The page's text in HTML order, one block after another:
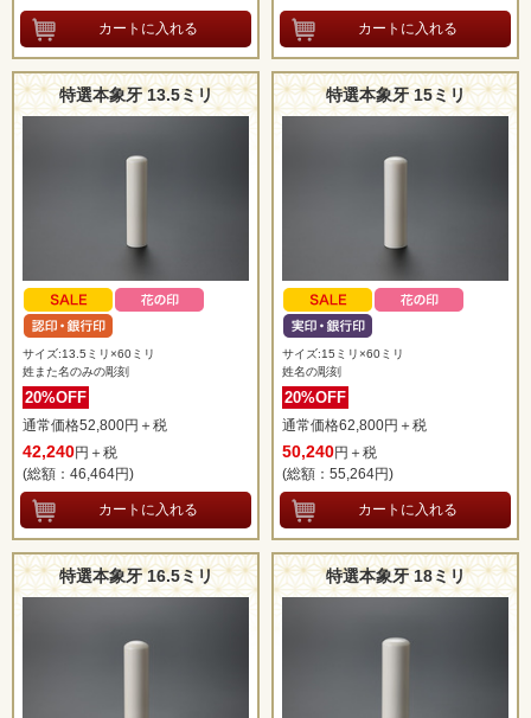
特選本象牙 13.5ミリ
サイズ:13.5ミリ×60ミリ
姓また名のみの彫刻
20%OFF
通常価格52,800円＋税
42,240円＋税
(総額：46,464円)
特選本象牙 15ミリ
サイズ:15ミリ×60ミリ
姓名の彫刻
20%OFF
通常価格62,800円＋税
50,240円＋税
(総額：55,264円)
特選本象牙 16.5ミリ 特選本象牙 18ミリ